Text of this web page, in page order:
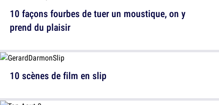
10 scènes de film en slip
10 façons fourbes de tuer un moustique, on y
prend du plaisir